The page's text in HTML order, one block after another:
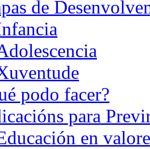
de
podo facer?
para
en